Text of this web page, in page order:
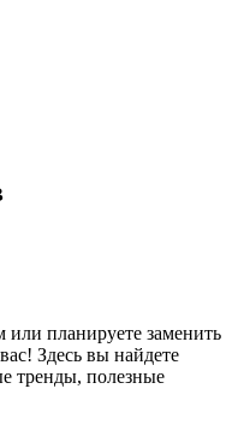
или планируете заменить
Здесь вы найдете
тренды, полезные